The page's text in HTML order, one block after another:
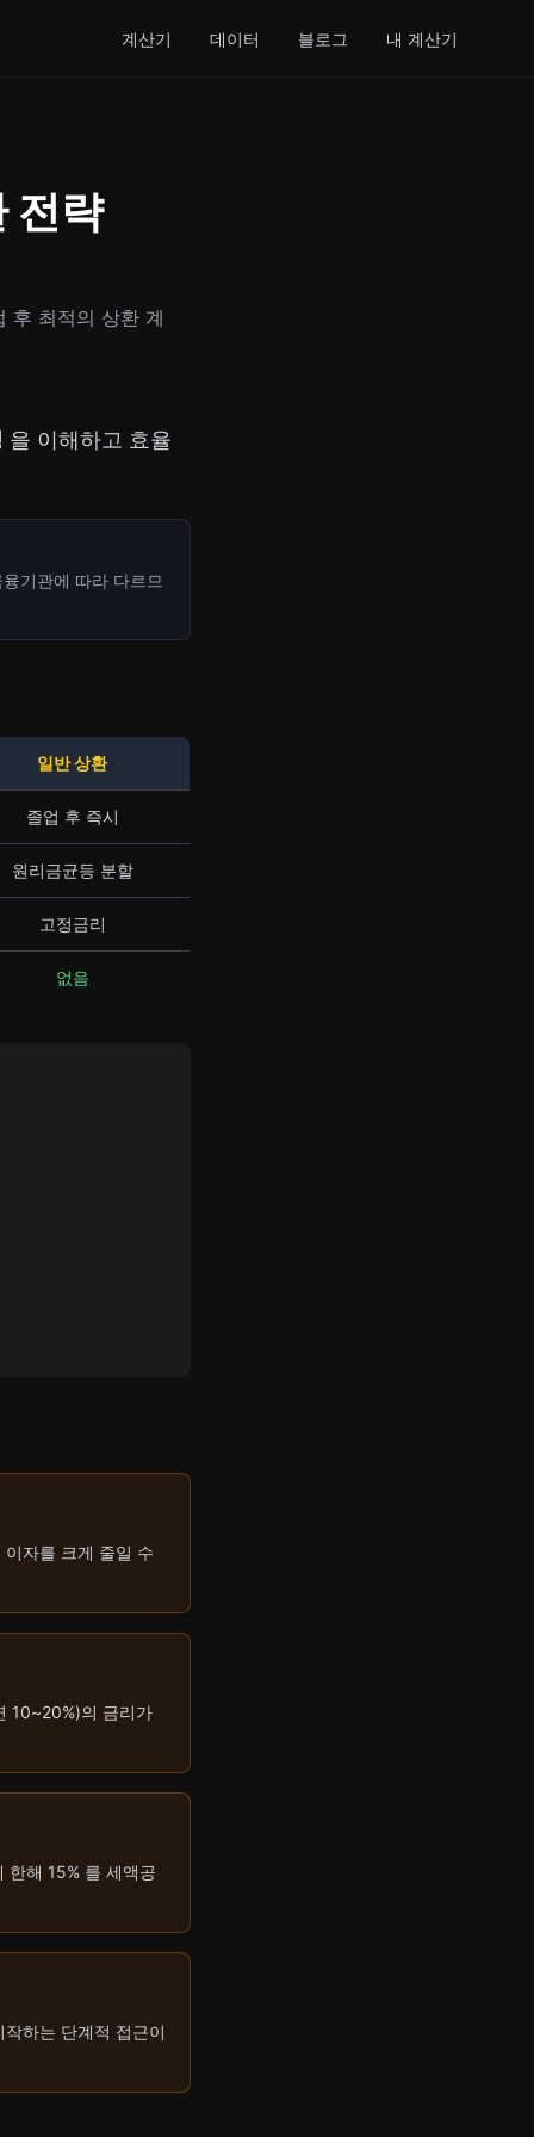
계산기 데이터 블로그 내 계산기
전략
후 최적의 상환 계
을 이해하고 효율
기관에 따라 다르므
일반 상환
졸업 후 즉시
원리금균등 분할
고정금리
없음
자를 크게 줄일 수
10~20%)의 금리가
한해 15% 를 세액공
하는 단계적 접근이